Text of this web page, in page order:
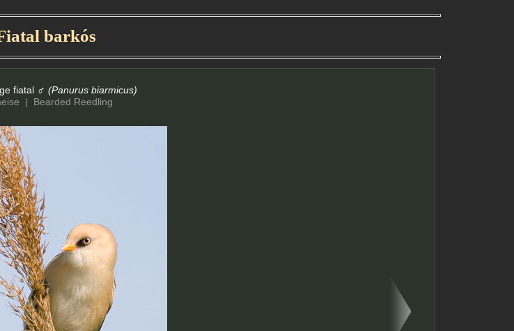
barkós
fiatal ♂ (Panurus biarmicus)
| Bearded Reedling